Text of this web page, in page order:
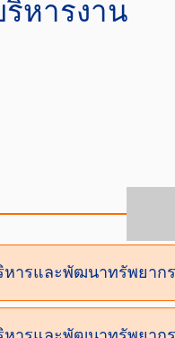
ริหารงาน
หารและพัฒนาทรัพยา